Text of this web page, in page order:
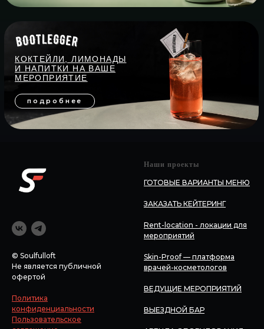
© Soulfulloft
Не является публичной
офертой
Политика
конфиденциальности
Пользовательское
Наши проекты
ГОТОВЫЕ ВАРИАНТЫ МЕНЮ
ЗАКАЗАТЬ КЕЙТЕРИНГ
Rent-location - локации для
мероприятий
Skin-Proof — платформа
врачей-косметологов
ВЕДУЩИЕ МЕРОПРИЯТИЙ
ВЫЕЗДНОЙ БАР